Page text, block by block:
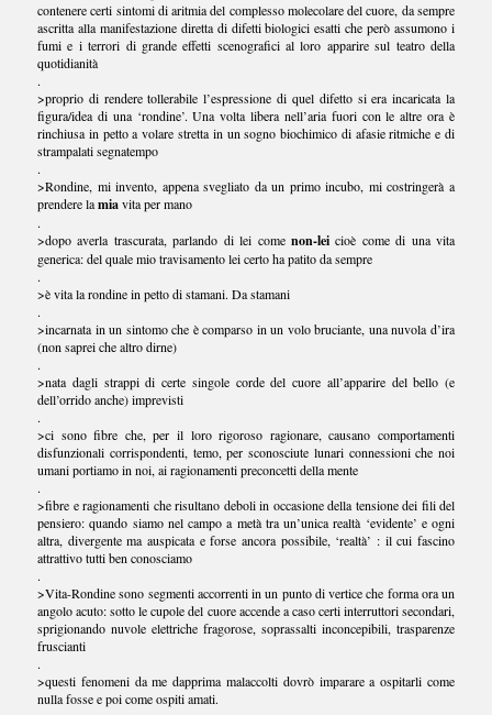
contenere certi sintomi di aritmia del complesso molecolare del cuore, da sempre
ascritta alla manifestazione diretta di difetti biologici esatti che però assumono i
fumi e i terrori di grande effetti scenografici al loro apparire sul teatro della
quotidianità
.
>proprio di rendere tollerabile l’espressione di quel difetto si era incaricata la
figura/idea di una ‘rondine’. Una volta libera nell’aria fuori con le altre ora è
rinchiusa in petto a volare stretta in un sogno biochimico di afasie ritmiche e di
strampalati segnatempo
.
>Rondine, mi invento, appena svegliato da un primo incubo, mi costringerà a
prendere lamiavita per mano
.
>dopo averla trascurata, parlando di lei come non-leicioè come di una vita
generica: del quale mio travisamento lei certo ha patito da sempre
.
>è vita la rondine in petto di stamani. Da stamani
.
>incarnata in un sintomo che è comparso in un volo bruciante, una nuvola d’ira
(non saprei che altro dirne)
.
>nata dagli strappi di certe singole corde del cuore all’apparire del bello (e
dell’orrido anche) imprevisti
.
>ci sono fibre che, per il loro rigoroso ragionare, causano comportamenti
disfunzionali corrispondenti, temo, per sconosciute lunari connessioni che noi
umani portiamo in noi, ai ragionamenti preconcetti della mente
.
>fibre e ragionamenti che risultano deboli in occasione della tensione dei fili del
pensiero: quando siamo nel campo a metà tra un’unica realtà ‘evidente’ e ogni
altra, divergente ma auspicata e forse ancora possibile, ‘realtà’ : il cui fascino
attrattivo tutti ben conosciamo
.
>Vita-Rondine sono segmenti accorrenti in un punto di vertice che forma ora un
angolo acuto: sotto le cupole del cuore accende a caso certi interruttori secondari,
sprigionando nuvole elettriche fragorose, soprassalti inconcepibili, trasparenze
fruscianti
.
>questi fenomeni da me dapprima malaccolti dovrò imparare a ospitarli come
nulla fosse e poi come ospiti amati.